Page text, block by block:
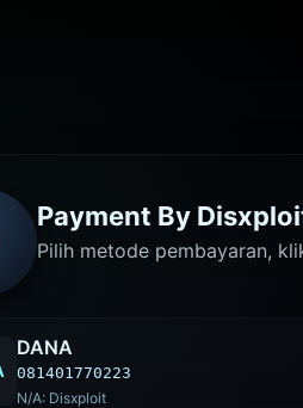
Payment By
Pilih metode pembayaran,
DANA
081401770223
N/A: Disxploit